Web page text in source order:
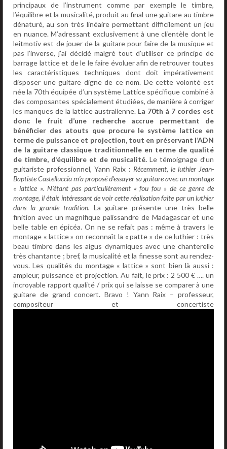
principaux de l’instrument comme par exemple le timbre,
l’équilibre et la musicalité, produit au final une guitare au timbre
dénaturé, au son très linéaire permettant difficilement un jeu
en nuance. M’adressant exclusivement à une clientèle dont le
leitmotiv est de jouer de la guitare pour faire de la musique et
pas l’inverse, j’ai décidé malgré tout d’utiliser ce principe de
barrage lattice et de le le faire évoluer afin de retrouver toutes
les caractéristiques techniques dont doit impérativement
disposer une guitare digne de ce nom. De cette volonté est
née la 70th équipée d’un système Lattice spécifique combiné à
des composantes spécialement étudiées, de manière à corriger
les manques de la lattice australienne. La 70th à 7 cordes est
donc le fruit d’une recherche accrue permettant de
bénéficier des atouts que procure le système lattice en
terme de puissance et projection, tout en préservant l’ADN
de la guitare classique traditionnelle en terme de qualité
de timbre, d’équilibre et de musicalité. Le témoignage d’un
guitariste professionnel, Yann Raix : Récemment, le luthier Jean-
Baptiste Castelluccia m’a proposé d’essayer sa guitare avec un montage
« lattice ». N’étant pas particulièrement « fou fou » de ce genre de
montage, il était intéressant de voir cette réalisation faite par un luthier
dans la grande tradition. La guitare présente une très belle
finition avec un magnifique palissandre de Madagascar et une
belle table en épicéa. On ne se refait pas : même à travers le
montage « lattice » on reconnaît la « patte » de ce luthier : très
beau timbre dans les aigus dynamiques avec une chanterelle
très chantante ; bref, la musicalité et la finesse sont au rendez-
vous. Les qualités du montage « lattice » sont bien là aussi :
ampleur, puissance et projection. Au fait, le prix : 2 500 € …. un
incroyable rapport qualité / prix qui se laisse se comparer à une
guitare de grand concert. Bravo ! Yann Raix – professeur,
compositeur et concertiste